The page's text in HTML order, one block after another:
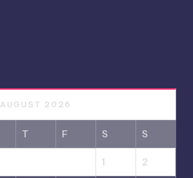
AUGUST 2026
T F S S
1 2